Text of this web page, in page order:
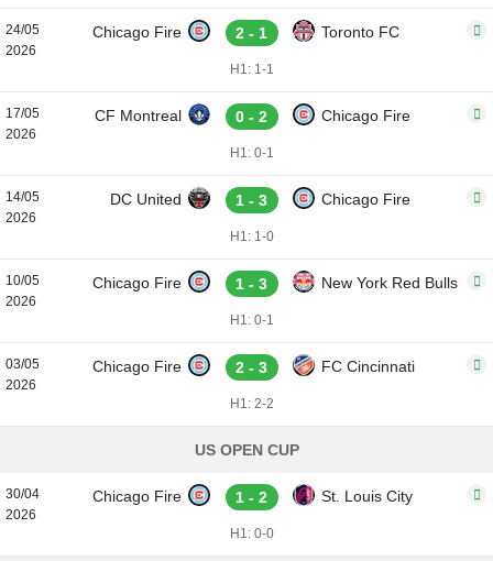
24/05
2026
Chicago Fire 2 - 1 Toronto FC
H1: 1-1
17/05
2026
CF Montreal 0 - 2 Chicago Fire
H1: 0-1
14/05
2026
DC United 1 - 3 Chicago Fire
H1: 1-0
10/05
2026
Chicago Fire 1 - 3 New York Red Bulls
H1: 0-1
03/05
2026
Chicago Fire 2 - 3 FC Cincinnati
H1: 2-2
US OPEN CUP
30/04
2026
Chicago Fire 1 - 2 St. Louis City
H1: 0-0